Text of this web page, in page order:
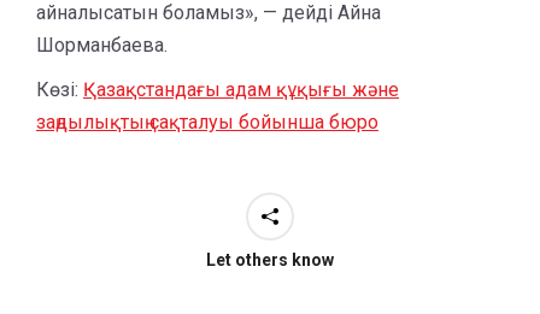
айналысатын боламыз», — дейді Айна
Шорманбаева.
Көзі: Қазақстандағы адам құқығы және
заңдылықтың сақталуы бойынша бюро
Let others know